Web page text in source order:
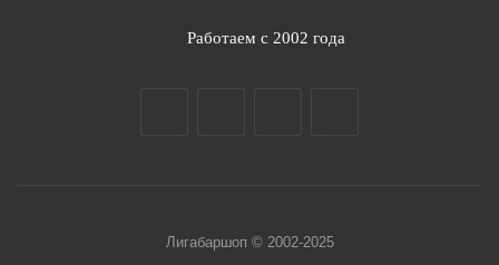
Работаем с 2002 года
Лигабаршоп © 2002-2025